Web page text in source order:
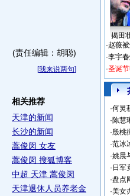
(责任编辑：胡聪)
[我来说两句]
相关推荐
天津的新闻
长沙的新闻
蒿俊闵 女友
蒿俊闵 搜狐博客
中超 天津 蒿俊闵
天津退休人员养老金
揭田
·赵薇
·李宇
·圣诞
·何炅
·陈慧
·殷桃
·范冰
·姚晨
· 日军
·盘点
·美女